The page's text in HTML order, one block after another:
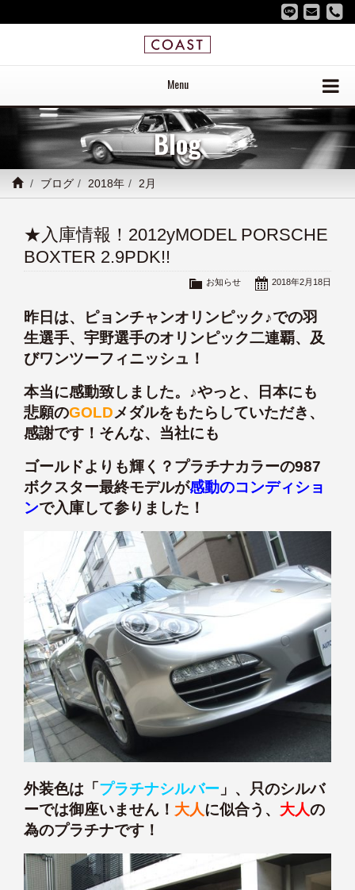
Menu
Blog
ブログ 2018年 2月
★入庫情報！2012yMODEL PORSCHE
BOXTER 2.9PDK!!
2018年2月18日
お知らせ
昨日は、ピョンチャンオリンピック♪での羽
生選手、宇野選手のオリンピック二連覇、及
びワンツーフィニッシュ！
本当に感動致しました。♪やっと、日本にも
悲願のGOLDメダルをもたらしていただき、
感謝です！そんな、当社にも
ゴールドよりも輝く？プラチナカラーの987
ボクスター最終モデルが感動のコンディショ
ンで入庫して参りました！
外装色は「 プラチナシルバー 」、只のシルバ
ーでは御座いません！ 大人に似合う、 大人の
為のプラチナです！